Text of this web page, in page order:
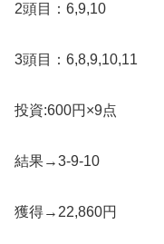
2頭目：6,9,10
3頭目：6,8,9,10,11
投資:600円×9点
結果→3-9-10
獲得→22,860円